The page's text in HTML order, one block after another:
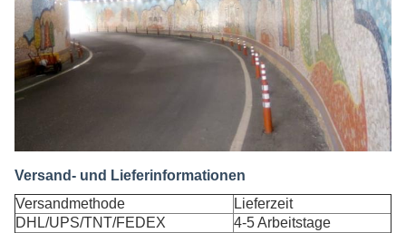
Versand- und Lieferinformationen
Versandmethode
Lieferzeit
DHL/UPS/TNT/FEDEX
4-5 Arbeitstage